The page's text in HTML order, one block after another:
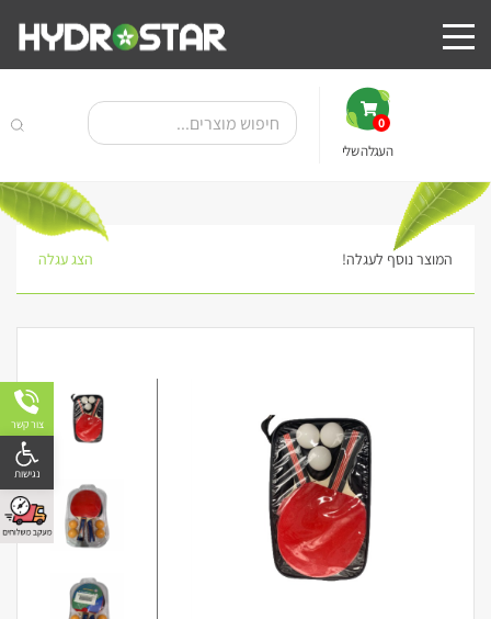
0
העגלה שלי
המוצר נוסף לעגלה! הצג עגלה
צור קשר